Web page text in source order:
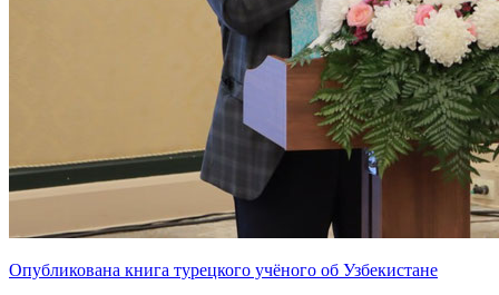
Опубликована книга турецкого учёного об Узбекистане